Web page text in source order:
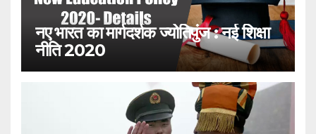
नए भारत का मार्गदर्शक ज्योतिपुंज : नई शिक्षा
नीति 2020